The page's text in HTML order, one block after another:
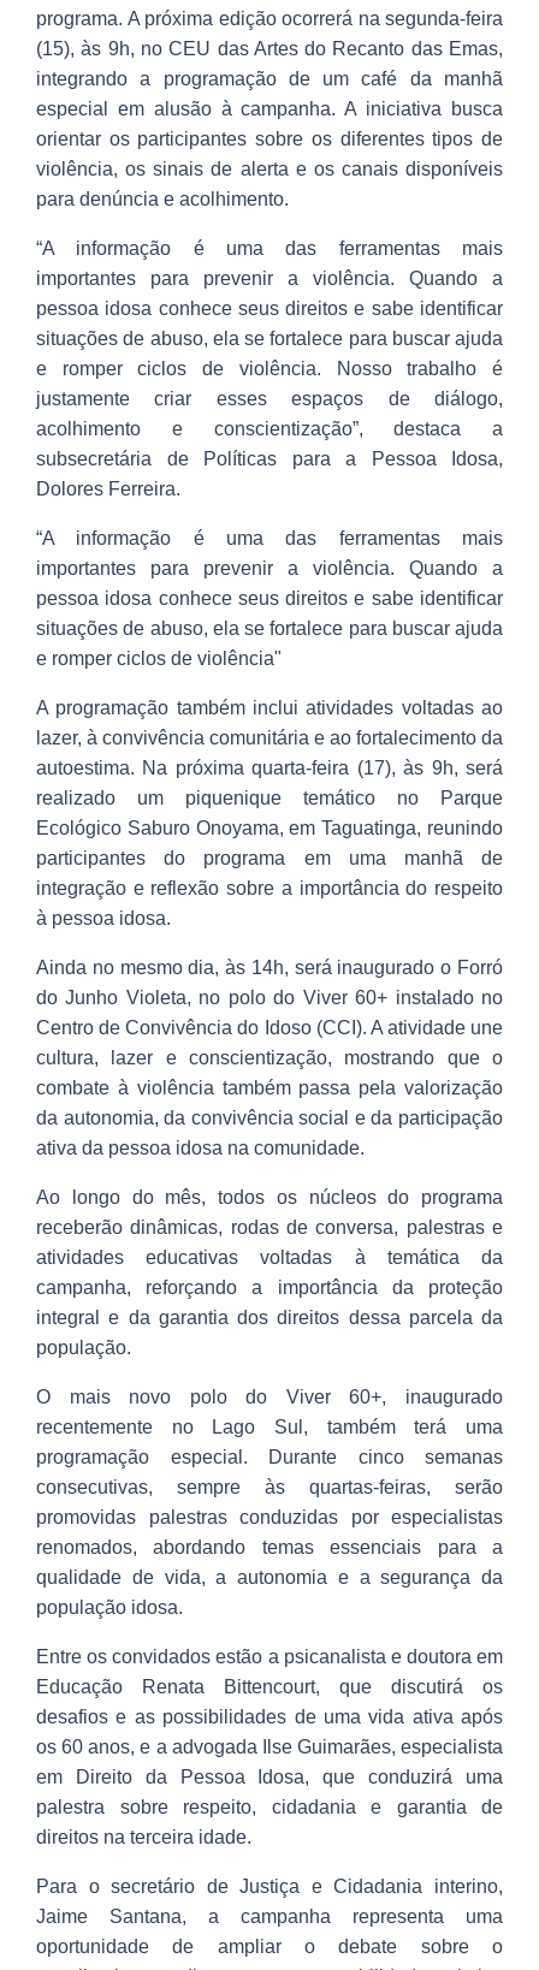
programa. A próxima edição ocorrerá na segunda-feira
(15), às 9h, no CEU das Artes do Recanto das Emas,
integrando a programação de um café da manhã
especial em alusão à campanha. A iniciativa busca
orientar os participantes sobre os diferentes tipos de
violência, os sinais de alerta e os canais disponíveis
para denúncia e acolhimento.
“A informação é uma das ferramentas mais
importantes para prevenir a violência. Quando a
pessoa idosa conhece seus direitos e sabe identificar
situações de abuso, ela se fortalece para buscar ajuda
e romper ciclos de violência. Nosso trabalho é
justamente criar esses espaços de diálogo,
acolhimento e conscientização”, destaca a
subsecretária de Políticas para a Pessoa Idosa,
Dolores Ferreira.
“A informação é uma das ferramentas mais
importantes para prevenir a violência. Quando a
pessoa idosa conhece seus direitos e sabe identificar
situações de abuso, ela se fortalece para buscar ajuda
e romper ciclos de violência"
A programação também inclui atividades voltadas ao
lazer, à convivência comunitária e ao fortalecimento da
autoestima. Na próxima quarta-feira (17), às 9h, será
realizado um piquenique temático no Parque
Ecológico Saburo Onoyama, em Taguatinga, reunindo
participantes do programa em uma manhã de
integração e reflexão sobre a importância do respeito
à pessoa idosa.
Ainda no mesmo dia, às 14h, será inaugurado o Forró
do Junho Violeta, no polo do Viver 60+ instalado no
Centro de Convivência do Idoso (CCI). A atividade une
cultura, lazer e conscientização, mostrando que o
combate à violência também passa pela valorização
da autonomia, da convivência social e da participação
ativa da pessoa idosa na comunidade.
Ao longo do mês, todos os núcleos do programa
receberão dinâmicas, rodas de conversa, palestras e
atividades educativas voltadas à temática da
campanha, reforçando a importância da proteção
integral e da garantia dos direitos dessa parcela da
população.
O mais novo polo do Viver 60+, inaugurado
recentemente no Lago Sul, também terá uma
programação especial. Durante cinco semanas
consecutivas, sempre às quartas-feiras, serão
promovidas palestras conduzidas por especialistas
renomados, abordando temas essenciais para a
qualidade de vida, a autonomia e a segurança da
população idosa.
Entre os convidados estão a psicanalista e doutora em
Educação Renata Bittencourt, que discutirá os
desafios e as possibilidades de uma vida ativa após
os 60 anos, e a advogada Ilse Guimarães, especialista
em Direito da Pessoa Idosa, que conduzirá uma
palestra sobre respeito, cidadania e garantia de
direitos na terceira idade.
Para o secretário de Justiça e Cidadania interino,
Jaime Santana, a campanha representa uma
oportunidade de ampliar o debate sobre o